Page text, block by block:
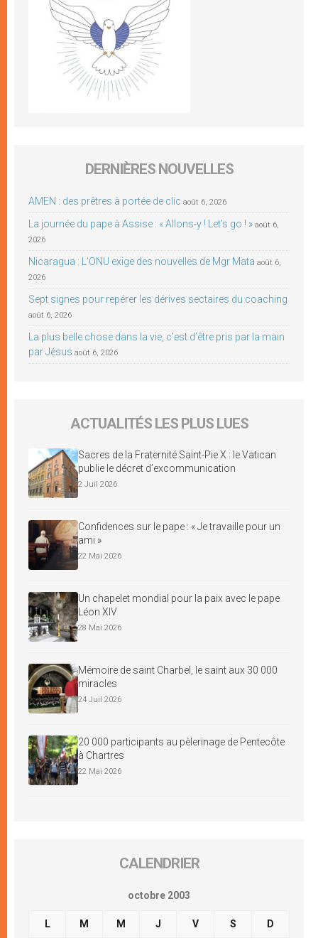
DERNIÈRES NOUVELLES
AMEN : des prêtres à portée de clic août 6, 2026
La journée du pape à Assise : « Allons-y ! Let’s go ! » août 6,
2026
Nicaragua : L’ONU exige des nouvelles de Mgr Mata août 6,
2026
Sept signes pour repérer les dérives sectaires du coaching
août 6, 2026
La plus belle chose dans la vie, c’est d’être pris par la main
par Jésus août 6, 2026
ACTUALITÉS LES PLUS LUES
Sacres de la Fraternité Saint-Pie X : le Vatican
publie le décret d’excommunication
2 Juil 2026
Confidences sur le pape : « Je travaille pour un
ami »
22 Mai 2026
Un chapelet mondial pour la paix avec le pape
Léon XIV
28 Mai 2026
Mémoire de saint Charbel, le saint aux 30 000
miracles
24 Juil 2026
20 000 participants au pèlerinage de Pentecôte
à Chartres
22 Mai 2026
CALENDRIER
octobre 2003
L M M J V S D